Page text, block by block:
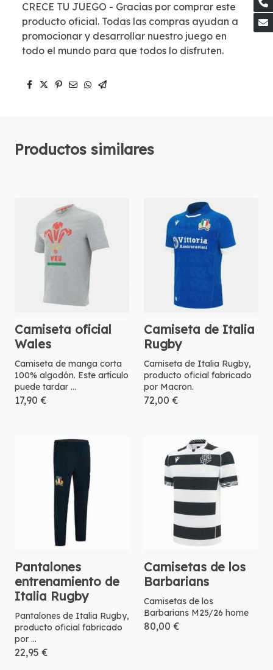
CRECE TU JUEGO - Gracias por comprar este
producto oficial. Todas las compras ayudan a
promocionar y desarrollar nuestro juego en
todo el mundo para que todos lo disfruten.
Productos similares
Camiseta oficial
Wales
Camiseta de manga corta
100% algodón. Este artículo
puede tardar ...
17,90 €
Camiseta de Italia
Rugby
Camiseta de Italia Rugby,
producto oficial fabricado
por Macron.
72,00 €
Pantalones
entrenamiento de
Italia Rugby
Pantalones de Italia Rugby,
producto oficial fabricado
por ...
22,95 €
Camisetas de los
Barbarians
Camisetas de los
Barbarians M25/26 home
80,00 €